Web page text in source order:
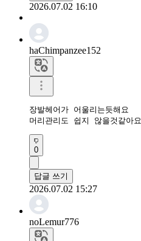
2026.07.02 16:10
haChimpanzee152
장발헤어가 어울리는듯해요
머리관리도 쉽지 않을것같아요
0
답글 쓰기
2026.07.02 15:27
noLemur776